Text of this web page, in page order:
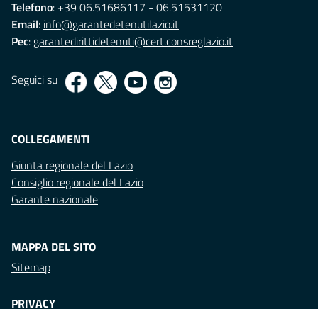
Telefono: +39 06.51686117 - 06.51531120
Email: info@garantedetenutilazio.it
Pec: garantedirittidetenuti@cert.consreglazio.it
Seguici su
COLLEGAMENTI
Giunta regionale del Lazio
Consiglio regionale del Lazio
Garante nazionale
MAPPA DEL SITO
Sitemap
PRIVACY